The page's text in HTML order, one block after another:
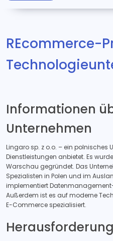
REcommerce-
Informationen
Unternehmen
Lingaro sp. z o.o. – ein polnisches
Dienstleistungen anbietet. Es
Warschau gegründet. Das
Spezialisten in Polen und im
implementiert
Außerdem ist es auf moderne
E-Commerce spezialisiert.
Herausforderung